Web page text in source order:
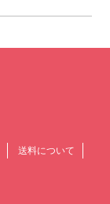
送料について